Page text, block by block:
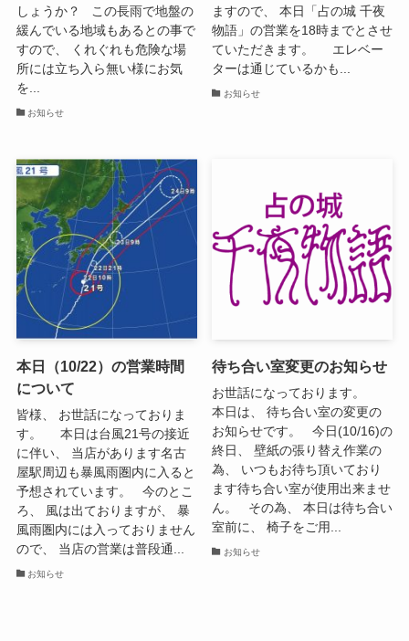
しょうか？ この長雨で地盤の
緩んでいる地域もあるとの事で
すので、 くれぐれも危険な場
所には立ち入ら無い様にお気
を...
お知らせ
ますので、 本日「占の城 千夜
物語」の営業を18時までとさせ
ていただきます。 エレベー
ターは通じているかも...
お知らせ
本日（10/22）の営業時間
について
皆様、 お世話になっておりま
す。 本日は台風21号の接近
に伴い、 当店があります名古
屋駅周辺も暴風雨圏内に入ると
予想されています。 今のとこ
ろ、 風は出ておりますが、 暴
風雨圏内には入っておりません
ので、 当店の営業は普段通...
お知らせ
待ち合い室変更のお知らせ
お世話になっております。
本日は、 待ち合い室の変更の
お知らせです。 今日(10/16)の
終日、 壁紙の張り替え作業の
為、 いつもお待ち頂いており
ます待ち合い室が使用出来ませ
ん。 その為、 本日は待ち合い
室前に、 椅子をご用...
お知らせ